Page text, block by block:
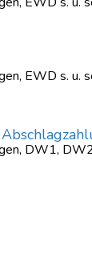
EWD s. u.
DW1,